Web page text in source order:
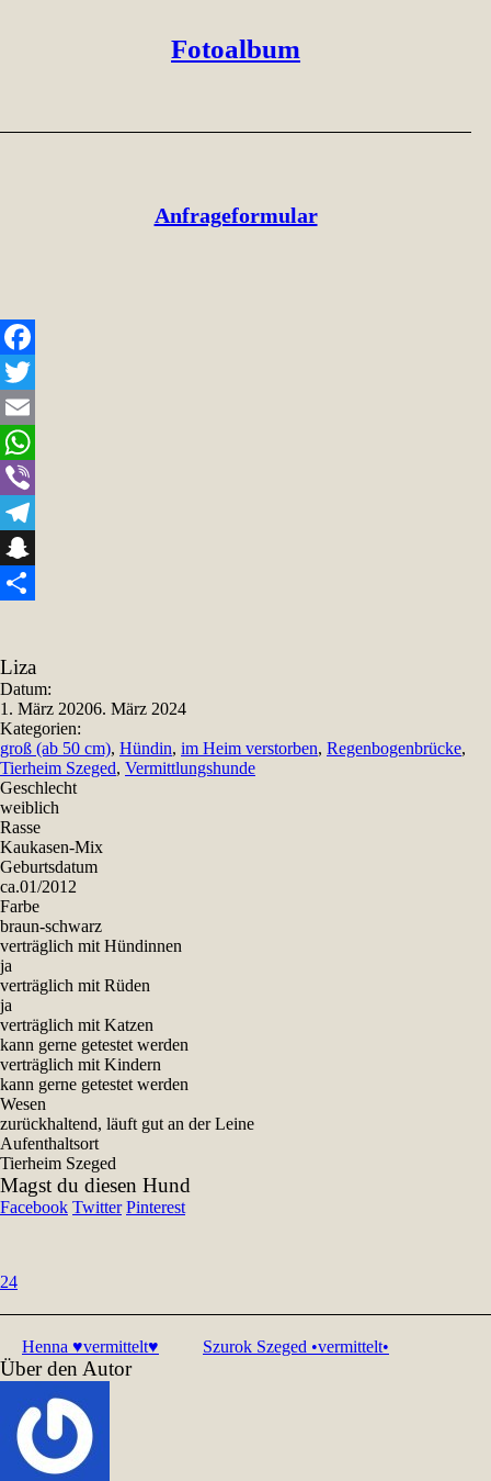
Fotoalbum
Anfrageformular
Facebook
Twitter
Email
WhatsApp
Viber
Telegram
Snapchat
Liza
Datum:
1. März 20206. März 2024
Kategorien:
groß (ab 50 cm), Hündin, im Heim verstorben, Regenbogenbrücke,
Tierheim Szeged, Vermittlungshunde
Geschlecht
weiblich
Rasse
Kaukasen-Mix
Geburtsdatum
ca.01/2012
Farbe
braun-schwarz
verträglich mit Hündinnen
ja
verträglich mit Rüden
ja
verträglich mit Katzen
kann gerne getestet werden
verträglich mit Kindern
kann gerne getestet werden
Wesen
zurückhaltend, läuft gut an der Leine
Aufenthaltsort
Tierheim Szeged
Magst du diesen Hund
Facebook Twitter Pinterest
24
Henna ♥vermittelt♥ Szurok Szeged •vermittelt•
Über den Autor